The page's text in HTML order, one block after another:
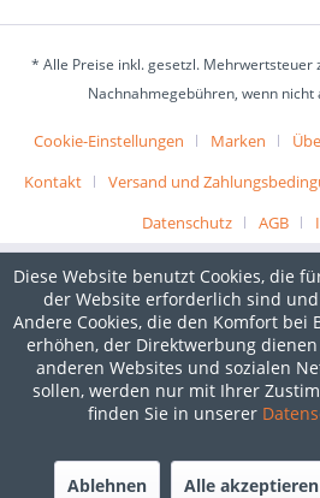
* Alle Preise inkl. gesetzl. Mehrwertsteuer
Nachnahmegebühren, wenn
Cookie-Einstellungen Marken
Kontakt
Versand und
Datenschutz
AGB
Diese Website benutzt Cookies, die
der Website erforderlich sind
Andere Cookies, die den Komfort bei
erhöhen, der Direktwerbung
anderen Websites und sozialen
sollen, werden nur mit Ihrer
finden Sie in unserer
Ablehnen Alle akzeptieren